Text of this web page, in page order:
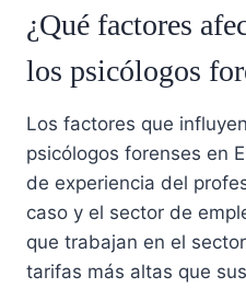
¿Qué factores
los psicólogos
Los factores que
psicólogos forenses en
de experiencia del
caso y el sector de
que trabajan en el
tarifas más altas que